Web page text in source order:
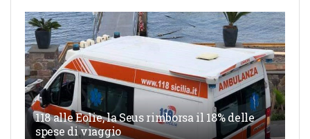
118 alle Eolie, la Seus rimborsa il 18% delle
spese di viaggio